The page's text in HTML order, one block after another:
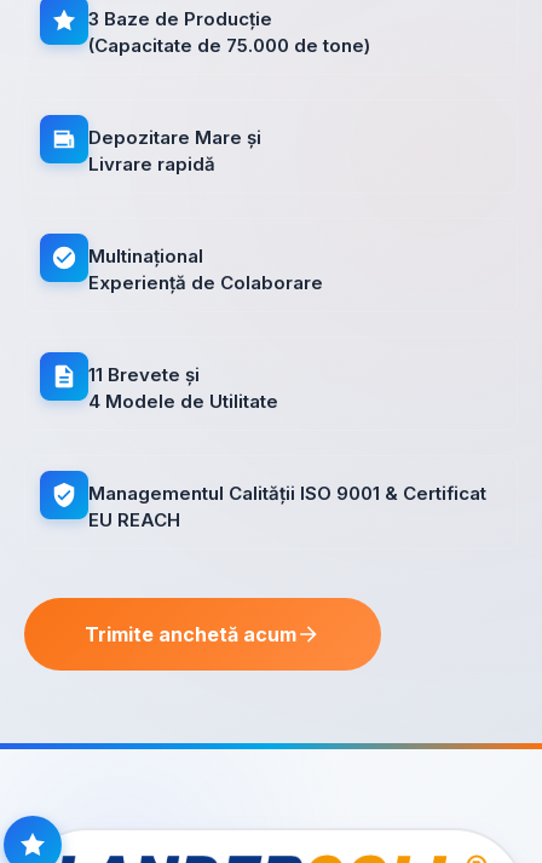
3 Baze de Producție
(Capacitate de 75.000 de tone)
Depozitare Mare și
Livrare rapidă
Multinațional
Experiență de Colaborare
11 Brevete și
4 Modele de Utilitate
Managementul Calității ISO 9001 & Certificat
EU REACH
Trimite anchetă acum